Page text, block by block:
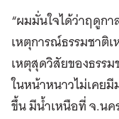
“ผมมั่นใจได้ว่าฤดูก
เหตุการณ์ธรรมชาติ
เหตุสุดวิสัยของธรร
ในหน้าหนาวไม่เคย
ขึ้น มีน้ำเหนือที่ จ.นค